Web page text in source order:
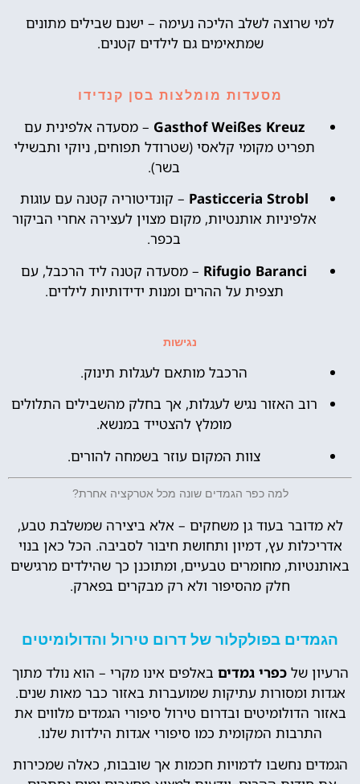
למי שרוצה לשלב הליכה נעימה – ישנם שבילים מתונים
שמתאימים גם לילדים קטנים.
מסעדות מומלצות בסן קנדידו
Gasthof Weißes Kreuz – מסעדה אלפינית עם
תפריט מקומי קלאסי (שטרודל תפוחים, ניוקי ותבשילי
בשר).
Pasticceria Strobl – קונדיטוריה קטנה עם עוגות
אלפיניות אותנטיות, מקום מצוין לעצירה אחרי הביקור
בכפר.
Rifugio Baranci – מסעדה קטנה ליד הרכבל, עם
תצפית על ההרים ומנות ידידותיות לילדים.
נגישות
הרכבל מותאם לעגלות תינוק.
רוב האזור נגיש לעגלות, אך בחלק מהשבילים התלולים
מומלץ להצטייד במנשא.
צוות המקום עוזר בשמחה להורים.
למה כפר הגמדים שונה מכל אטרקציה אחרת?
לא מדובר בעוד גן משחקים – אלא ביצירה שמשלבת טבע,
אדריכלות עץ, דמיון ותחושת חיבור לסביבה. הכל כאן בנוי
באותנטיות, מחומרים טבעיים, ומתוכנן כך שהילדים מרגישים
חלק מהסיפור ולא רק מבקרים בפארק.
הגמדים בפולקלור של דרום טירול והדולומיטים
הרעיון שלכפרי גמדים באלפים אינו מקרי – הוא נולד מתוך
אגדות ומסורות עתיקות שמועברות באזור כבר מאות שנים.
באזור הדולומיטים ובדרום טירול סיפורי הגמדים מלווים את
התרבות המקומית כמו סיפורי אגדות הילדות שלנו.
הגמדים נחשבו לדמויות חכמות אך שובבות, כאלה שמכירות